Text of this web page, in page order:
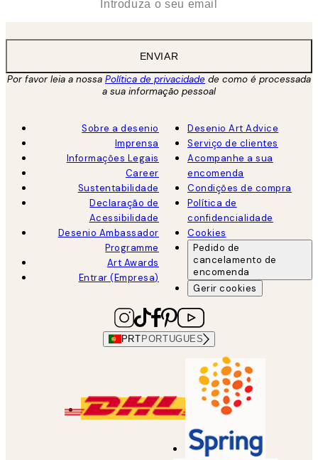
ENVIAR
Por favor leia a nossa Política de privacidade de como é processada
a sua informação pessoal
Sobre a desenio
Imprensa
Informações Legais
Career
Sustentabilidade
Declaração de
Acessibilidade
Desenio Ambassador
Programme
Art Awards
Entrar (Empresa)
Desenio Art Advice
Serviço de clientes
Acompanhe a sua
encomenda
Condições de compra
Política de
confidencialidade
Cookies
Pedido de
cancelamento de
encomenda
Gerir cookies
PRT PORTUGUES